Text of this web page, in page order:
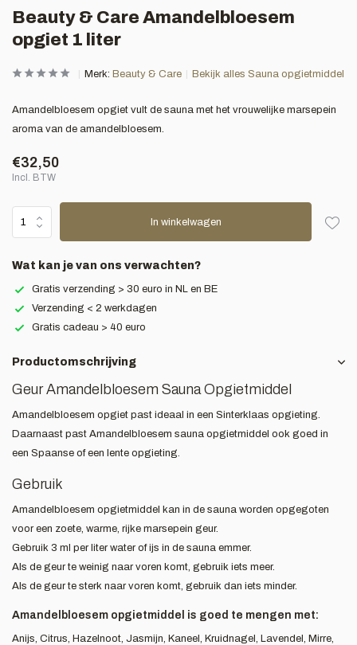
Beauty & Care Amandelbloesem
opgiet 1 liter
Merk: Beauty & Care Bekijk alles Sauna opgietmiddel
Amandelbloesem opgiet vult de sauna met het vrouwelijke marsepein
aroma van de amandelbloesem.
€32,50
Incl. BTW
In winkelwagen
Wat kan je van ons verwachten?
Gratis verzending > 30 euro in NL en BE
Verzending < 2 werkdagen
Gratis cadeau > 40 euro
Productomschrijving
Geur Amandelbloesem Sauna Opgietmiddel
Amandelbloesem opgiet past ideaal in een Sinterklaas opgieting.
Daarnaast past Amandelbloesem sauna opgietmiddel ook goed in
een Spaanse of een lente opgieting.
Gebruik
Amandelbloesem opgietmiddel kan in de sauna worden opgegoten
voor een zoete, warme, rijke marsepein geur.
Gebruik 3 ml per liter water of ijs in de sauna emmer.
Als de geur te weinig naar voren komt, gebruik iets meer.
Als de geur te sterk naar voren komt, gebruik dan iets minder.
Amandelbloesem opgietmiddel is goed te mengen met:
Anijs, Citrus, Hazelnoot, Jasmijn, Kaneel, Kruidnagel, Lavendel, Mirre,